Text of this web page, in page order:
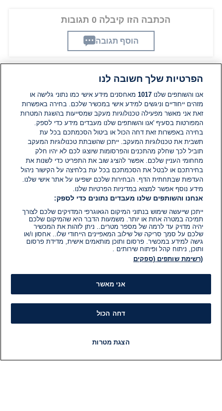
הכתבה הזו קיבלה 0 תגובות
הוסף תגובה
תגובות
אין עדיין תגובות. היה הראשון להגיב
הוסף תגובה
הפרטיות שלך חשובה לנו
אנו והשותפים שלנו1017 מאחסנים מידע אישי כמו נתוני גלישה או
מזהים ייחודיים וניגשים למידע אישי במכשיר שלכם. בחירה באפשרות
זאת אני מאשר מפעילה טכנולוגיות מעקב שמסייעות בהשגת המטרות
המפורטות בסעיף 'אנו והשותפים שלנו מעבדים מידע כדי לספק.
בחירה באפשרות זאת דחה הכול או ביטול הסכמתכם בכל עת
תשבית את טכנולוגיות המעקב. ייתכן שהשבתת טכנולוגיות המעקב
תוביל לכך שחלק מהתכנים והפרסומות שיוצגו לכם לא יהיו חלק
מחחומי העניין שלכם. אפשר להציג שוב את התפריט כדי לשנות את
בחירתכם או לבטל את הסכמתכם בכל עת בלחיצה על הקישור ניהול
העדפות שבתחתית הדף. הבחירות שלכם ישפיעו על אתר אישי שלנו.
מידע נוסף אפשר למצוא במדיניות הפרטיות שלנו.
אנחנו והשותפים שלנו מעבדים נתונים כדי לספק:
ייתכן שייעשה שימוש בנתוני המיקום הגאוגרפי המדויקים שלכם לצורך
תמיכה במטרה אחת או יותר. משמעות הדבר היא שהמיקום שלכם
יהיה מדויק עד לרמה של מספר מטרים.. ניתן לזהות את המכשיר
שלכם על סמך סריקה של שילוב המאפיינים הייחודי שלו.. אחסון ו/או
גישה למידע במכשיר. פרסום ותוכן מותאמים אישית, מדידת פרסום
ותוכן, ניתוח קהל ופיתוח שירותים .
(רשימת שותפים (ספקים
אני מאשר
דחה הכול
הצגת מטרות